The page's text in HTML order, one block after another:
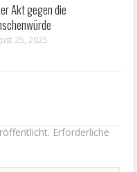
Akt gegen die
25, 2025
Erforderliche